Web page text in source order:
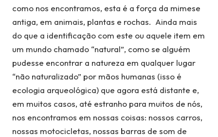
como nos encontramos, esta é a força da mimese
antiga, em animais, plantas e rochas. Ainda mais
do que a identificação com este ou aquele item em
um mundo chamado “natural”, como se alguém
pudesse encontrar a natureza em qualquer lugar
“não naturalizado” por mãos humanas (isso é
ecologia arqueológica) que agora está distante e,
em muitos casos, até estranho para muitos de nós,
nos encontramos em nossas coisas: nossos carros,
nossas motocicletas, nossas barras de som de